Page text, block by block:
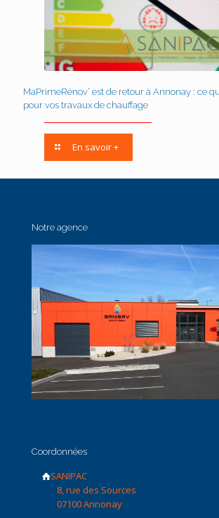
MaPrimeRénov’ est de retour à Annonay : ce
pour vos travaux de chauffage
En savoir +
Notre agence
Coordonnées
SANIPAC
8, rue des Sources
07100 Annonay